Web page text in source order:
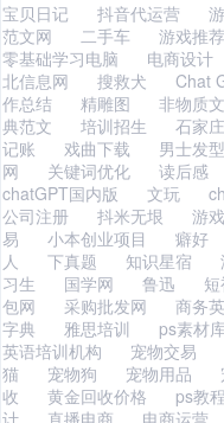
宝贝日记 抖音代运营
范文网
二手车 游戏推荐
零基础学习电脑
电商设计
北信息网
搜救犬 Chat
作总结
精雕图 非物质
典范文
培训招生 石家
记账
戏曲下载 男士发型
网
关键词优化 读后感
chatGPT国内版
文玩
公司注册
抖米无垠 游
易
小本创业项目 癖好
人
下真题 知识星宿
习生
国学网 鲁迅
包网
采购批发网 商务
字典
雅思培训 ps素材
英语培训机构
宠物交易
猫
宠物狗 宠物用品
收
黄金回收价格 ps教程
计
直播电商 电商运营